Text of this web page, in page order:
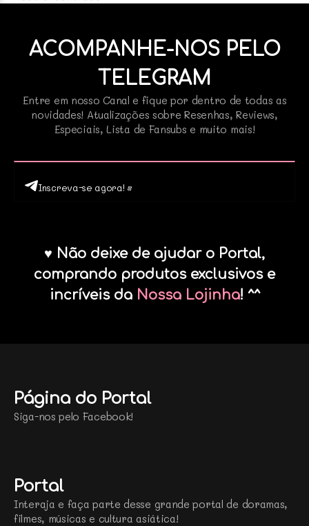
ACOMPANHE-NOS PELO
TELEGRAM
Entre em nosso Canal e fique por dentro de todas as
novidades! Atualizações sobre Resenhas, Reviews,
Especiais, Lista de Fansubs e muito mais!
Inscreva-se agora! •
♥ Não deixe de ajudar o Portal,
comprando produtos exclusivos e
incríveis da Nossa Lojinha! ^^
Página do Portal
Siga-nos pelo Facebook!
Portal
Interaja e faça parte desse grande portal de doramas,
filmes, músicas e cultura asiática!